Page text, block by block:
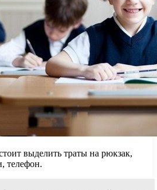
выделить траты на рюкзак,
телефон.